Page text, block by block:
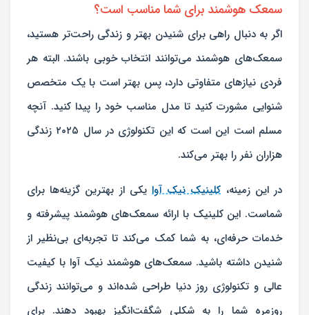
سمعک هوشمند برای شما مناسب است؟
اگر به دنبال راهی برای شنیدن بهتر و زندگی راحت‌تر هستید،
سمعک‌های هوشمند می‌توانند انتخاب خوبی باشند. البته هر
فردی نیازهای متفاوتی دارد، پس بهتر است با یک متخصص
شنوایی مشورت کنید تا مدل مناسب خود را پیدا کنید. آنچه
مسلم است این است که این تکنولوژی در سال ۲۰۲۵ زندگی
هزاران نفر را بهتر می‌کند.
در این زمینه، کلینیک نیک آوا یکی از بهترین گزینه‌ها برای
شماست. این کلینیک با ارائه سمعک‌های هوشمند پیشرفته و
خدمات حرفه‌ای، به شما کمک می‌کند تا تجربه‌ای بی‌نظیر از
شنیدن داشته باشید. سمعک‌های هوشمند نیک آوا با کیفیت
عالی و تکنولوژی روز دنیا طراحی شده‌اند و می‌توانند زندگی
روزمره شما را به شکلی شگفت‌انگیز بهبود دهند. برای